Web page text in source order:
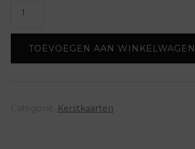
TOEVOEGEN AAN WINKELWAGEN
Kerstkaarten